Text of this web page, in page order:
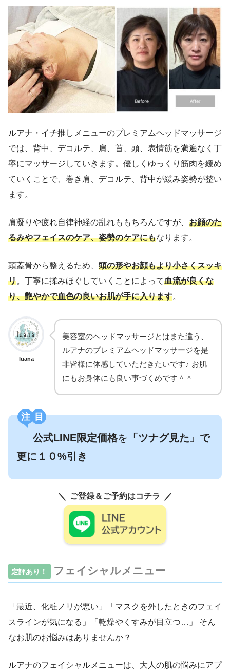
ルアナ・イチ推しメニューのプレミアムヘッドマッサージ
では、背中、デコルテ、肩、首、頭、表情筋を満遍なく丁
寧にマッサージしていきます。優しくゆっくり筋肉を緩め
ていくことで、巻き肩、デコルテ、背中が緩み姿勢が整い
ます。
肩凝りや疲れ自律神経の乱れももちろんですが、 お顔のた
るみやフェイスのケア、姿勢のケアにもなります。
頭蓋骨から整えるため、 頭の形やお顔もより小さくスッキ
リ。丁寧に揉みほぐしていくことによって血流が良くな
り、艶やかで血色の良いお肌が手に入ります。
luana
美容室のヘッドマッサージとはまた違う、
ルアナのプレミアムヘッドマッサージを是
非皆様に体感していただきたいです♪ お肌
にもお身体にも良い事づくめです＾＾
注目
公式LINE限定価格を 「ツナグ見た」で
更に１０%引き
ご登録＆ご予約はコチラ
定評あり！ フェイシャルメニュー
「最近、化粧ノリが悪い」「マスクを外したときのフェイ
スラインが気になる」「乾燥やくすみが目立つ…」 そん
なお肌のお悩みはありませんか？
ルアナのフェイシャルメニューは、大人の肌の悩みにアプ